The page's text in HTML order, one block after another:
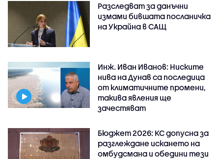
Разследват за данъчни
измами бившата посланичка
на Украйна в САЩ
Инж. Иван Иванов: Ниските
нива на Дунав са последица
от климатичните промени,
такива явления ще
зачестяват
Бюджет 2026: КС допусна за
разглеждане искането на
омбудсмана и обедини тези